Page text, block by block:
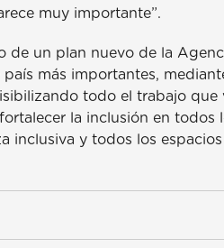
muy importante”.
de un plan nuevo de la
más importantes,
todo el trabajo que
la inclusión en todos
inclusiva y todos los